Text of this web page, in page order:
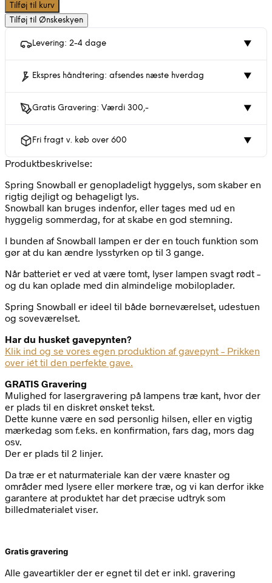
Tilføj til kurv
Tilføj til Ønskeskyen
Levering: 2-4 dage ▼
Ekspres håndtering: afsendes næste hverdag ▼
Gratis Gravering: Værdi 300,- ▼
Fri fragt v. køb over 600 ▼
Produktbeskrivelse:
Spring Snowball er genopladeligt hyggelys, som skaber en
rigtig dejligt og behageligt lys.
Snowball kan bruges indenfor, eller tages med ud en
hyggelig sommerdag, for at skabe en god stemning.
I bunden af Snowball lampen er der en touch funktion som
gør at du kan ændre lysstyrken op til 3 gange.
Når batteriet er ved at være tomt, lyser lampen svagt rødt –
og du kan oplade med din almindelige mobiloplader.
Spring Snowball er ideel til både børneværelset, udestuen
og soveværelset.
Har du husket gavepynten?
Klik ind og se vores egen produktion af gavepynt – Prikken
over iét til den perfekte gave.
GRATIS Gravering
Mulighed for lasergravering på lampens træ kant, hvor der
er plads til en diskret ønsket tekst.
Dette kunne være en sød personlig hilsen, eller en vigtig
mærkedag som f.eks. en konfirmation, fars dag, mors dag
osv.
Der er plads til 2 linjer.
Da træ er et naturmateriale kan der være knaster og
områder med lysere eller mørkere træ, og vi kan derfor ikke
garantere at produktet har det præcise udtryk som
billedmaterialet viser.
Gratis gravering
Alle gaveartikler der er egnet til det er inkl. gravering